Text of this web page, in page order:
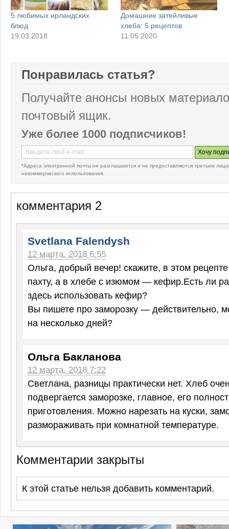
5 любимых ирландских
блюд
19.03.2018
Домашние затейливые
хлеба: 5 рецептов
11.05.2020
Понравилась статья?
Получайте анонсы новых
почтовый ящик.
Уже более 1000 подписчиков!
*Адреса электронной почты не разглашаются и не предоставляются третьим
некоммерческого использования.
комментария 2
Svetlana Falendysh
12 марта, 2018 6:55
Ольга, добрый вечер! скажите, в этом
пахту, а в хлебе с изюмом — кефир.Есть ли
здесь использовать кефир?
Вы пишете про заморозку — действительно,
на несколько дней?
Ольга Бакланова
12 марта, 2018 7:22
Светлана, разницы практически нет. Хлеб
подвергается заморозке, главное, его
приготовления. Можно нарезать на куски,
размораживать при комнатной температуре.
Комментарии закрыты
К этой статье нельзя добавить комментарий.